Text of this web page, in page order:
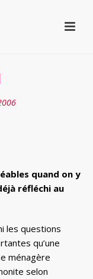
quand on y
réfléchi au
les questions
qu’une
ménagère
selon